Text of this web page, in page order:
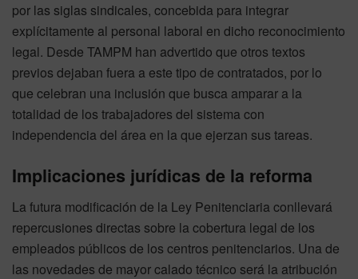
por las siglas sindicales, concebida para integrar
explícitamente al personal laboral en dicho reconocimiento
legal. Desde TAMPM han advertido que otros textos
previos dejaban fuera a este tipo de contratados, por lo
que celebran una inclusión que busca amparar a la
totalidad de los trabajadores del sistema con
independencia del área en la que ejerzan sus tareas.
Implicaciones jurídicas de la reforma
La futura modificación de la Ley Penitenciaria conllevará
repercusiones directas sobre la cobertura legal de los
empleados públicos de los centros penitenciarios. Una de
las novedades de mayor calado técnico será la atribución